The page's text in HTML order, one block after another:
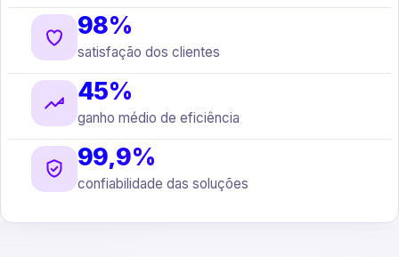
98%
satisfação dos clientes
45%
ganho médio de eficiência
99,9%
confiabilidade das soluções